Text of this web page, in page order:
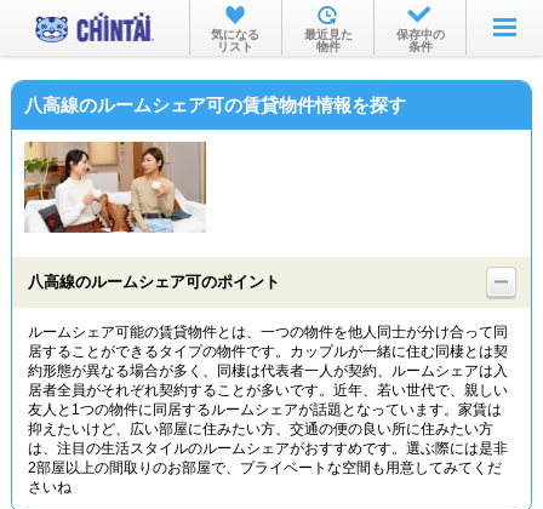
お部屋を探す
沿線・駅から
物件特集から
TOP
気になる
リスト
最近見た
物件
保存中の
条件
八高線のルームシェア可の賃貸物件情報を探す
八高線のルームシェア可のポイント
ルームシェア可能の賃貸物件とは、一つの物件を他人同士が分け合って同
居することができるタイプの物件です。カップルが一緒に住む同棲とは契
約形態が異なる場合が多く、同棲は代表者一人が契約、ルームシェアは入
居者全員がそれぞれ契約することが多いです。近年、若い世代で、親しい
友人と1つの物件に同居するルームシェアが話題となっています。家賃は
抑えたいけど、広い部屋に住みたい方、交通の便の良い所に住みたい方
は、注目の生活スタイルのルームシェアがおすすめです。選ぶ際には是非
2部屋以上の間取りのお部屋で、プライベートな空間も用意してみてくだ
さいね